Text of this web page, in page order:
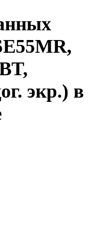
экр.) в